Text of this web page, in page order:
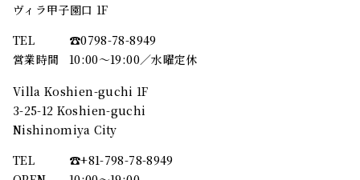
ヴィラ甲子園口 1F
TEL
☎︎0798-78-8949
営業時間
10:00～19:00／水曜定休
Villa Koshien-guchi 1F
3-25-12 Koshien-guchi
Nishinomiya City
TEL
☎︎+81-798-78-8949